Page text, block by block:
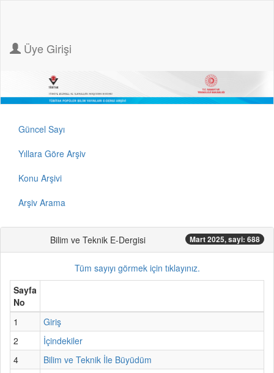
Üye Girişi
Güncel Sayı
Yıllara Göre Arşiv
Konu Arşivi
Arşiv Arama
Bilim ve Teknik E-Dergisi Mart 2025, sayi: 688
Tüm sayıyı görmek için tıklayınız.
Sayfa
No
1
Giriş
2
İçindekiler
4
Bilim ve Teknik İle Büyüdüm